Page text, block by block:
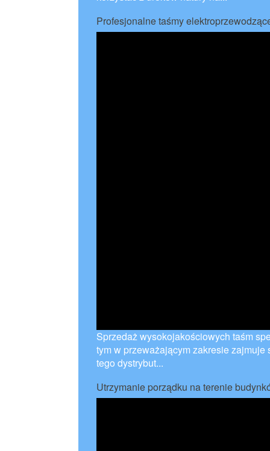
Profesjonalne taśmy
Sprzedaż wysokojakościowych taśm
tym w przeważającym zakresie
tego dystrybut...
Utrzymanie porządku na terenie